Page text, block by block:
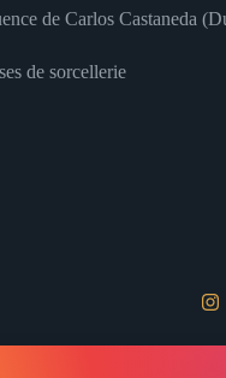
de Carlos Castaneda
de sorcellerie